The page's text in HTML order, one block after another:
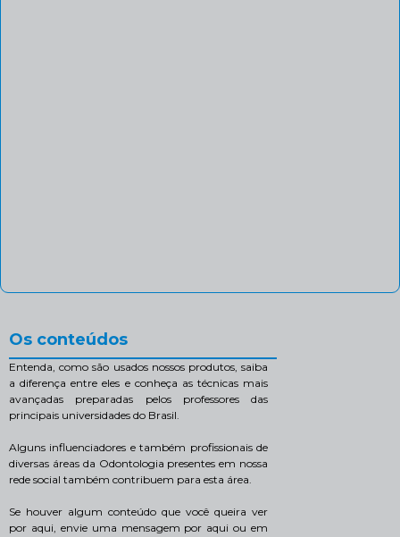
Os conteúdos
Entenda, como são usados nossos produtos, saiba
a diferença entre eles e conheça as técnicas mais
avançadas preparadas pelos professores das
principais universidades do Brasil.
Alguns influenciadores e também profissionais de
diversas áreas da Odontologia presentes em nossa
rede social também contribuem para esta área.
Se houver algum conteúdo que você queira ver
por aqui, envie uma mensagem por aqui ou em